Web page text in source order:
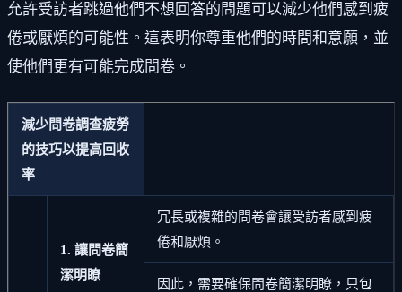
允許受訪者跳過他們不想回答的問題可以減少他們感到疲
倦或厭煩的可能性。這表明你尊重他們的時間和意願，並
使他們更有可能完成問卷。
減少問卷調查疲勞
的技巧以提高回收
率
1. 讓問卷簡
潔明瞭
冗長或複雜的問卷會讓受訪者感到疲
倦和厭煩。
因此，需要確保問卷簡潔明瞭，只包